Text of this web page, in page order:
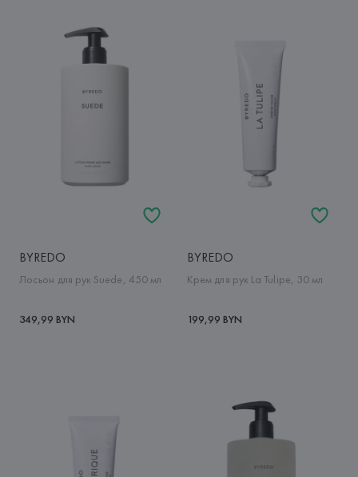
BYREDO
Лосьон для рук Suede, 450 мл
349,99 BYN
BYREDO
Крем для рук La Tulipe, 30 мл
199,99 BYN